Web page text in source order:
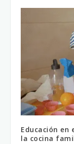
Educación en
la cocina